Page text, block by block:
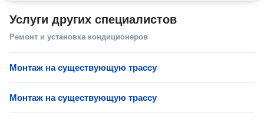
Услуги других специалистов
Ремонт и установка кондиционеров
Монтаж на существующую трассу
Монтаж на существующую трассу